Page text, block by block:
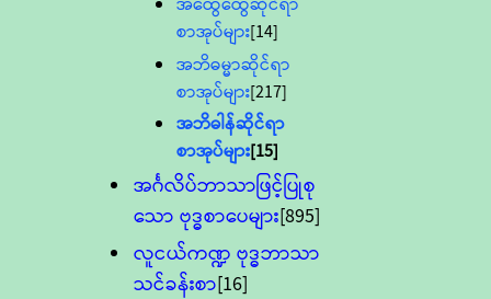
စာအုပ်များ[14]
အဘိဓမ္မာဆိုင်ရာ
စာအုပ်များ[217]
အဘိဓါန်ဆိုင်ရာ
စာအုပ်များ[15]
အင်္ဂလိပ်ဘာသာဖြင့်ပြုစု
သော ဗုဒ္ဓစာပေများ[895]
လူငယ်ကဏ္ဍ ဗုဒ္ဓဘာသာ
သင်ခန်းစာ[16]